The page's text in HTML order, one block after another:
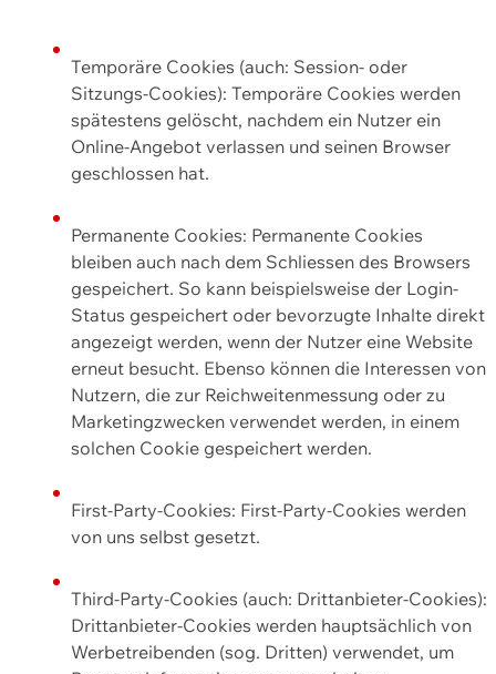
Temporäre Cookies (auch: Session- oder
Sitzungs-Cookies): Temporäre Cookies werden
spätestens gelöscht, nachdem ein Nutzer ein
Online-Angebot verlassen und seinen Browser
geschlossen hat.
Permanente Cookies: Permanente Cookies
bleiben auch nach dem Schliessen des Browsers
gespeichert. So kann beispielsweise der Login-
Status gespeichert oder bevorzugte Inhalte direkt
angezeigt werden, wenn der Nutzer eine Website
erneut besucht. Ebenso können die Interessen von
Nutzern, die zur Reichweitenmessung oder zu
Marketingzwecken verwendet werden, in einem
solchen Cookie gespeichert werden.
First-Party-Cookies: First-Party-Cookies werden
von uns selbst gesetzt.
Third-Party-Cookies (auch: Drittanbieter-Cookies):
Drittanbieter-Cookies werden hauptsächlich von
Werbetreibenden (sog. Dritten) verwendet, um